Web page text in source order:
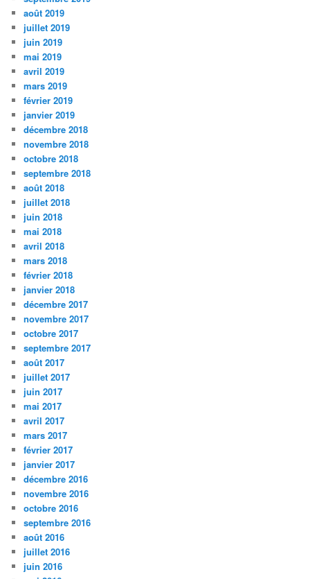
août 2019
juillet 2019
juin 2019
mai 2019
avril 2019
mars 2019
février 2019
janvier 2019
décembre 2018
novembre 2018
octobre 2018
septembre 2018
août 2018
juillet 2018
juin 2018
mai 2018
avril 2018
mars 2018
février 2018
janvier 2018
décembre 2017
novembre 2017
octobre 2017
septembre 2017
août 2017
juillet 2017
juin 2017
mai 2017
avril 2017
mars 2017
février 2017
janvier 2017
décembre 2016
novembre 2016
octobre 2016
septembre 2016
août 2016
juillet 2016
juin 2016